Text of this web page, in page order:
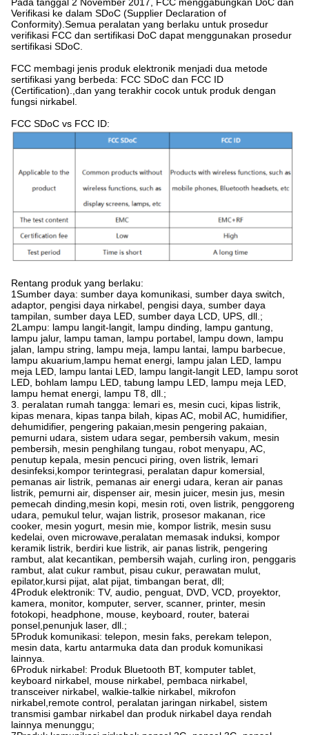
Pada tanggal 2 November 2017, FCC menggabungkan DoC dan
Verifikasi ke dalam SDoC (Supplier Declaration of
Conformity).Semua peralatan yang berlaku untuk prosedur
verifikasi FCC dan sertifikasi DoC dapat menggunakan prosedur
sertifikasi SDoC.
FCC membagi jenis produk elektronik menjadi dua metode
sertifikasi yang berbeda: FCC SDoC dan FCC ID
(Certification).,dan yang terakhir cocok untuk produk dengan
fungsi nirkabel.
FCC SDoC vs FCC ID:
Rentang produk yang berlaku:
1Sumber daya: sumber daya komunikasi, sumber daya switch,
adaptor, pengisi daya nirkabel, pengisi daya, sumber daya
tampilan, sumber daya LED, sumber daya LCD, UPS, dll.;
2Lampu: lampu langit-langit, lampu dinding, lampu gantung,
lampu jalur, lampu taman, lampu portabel, lampu down, lampu
jalan, lampu string, lampu meja, lampu lantai, lampu barbecue,
lampu akuarium,lampu hemat energi, lampu jalan LED, lampu
meja LED, lampu lantai LED, lampu langit-langit LED, lampu sorot
LED, bohlam lampu LED, tabung lampu LED, lampu meja LED,
lampu hemat energi, lampu T8, dll.;
3. peralatan rumah tangga: lemari es, mesin cuci, kipas listrik,
kipas menara, kipas tanpa bilah, kipas AC, mobil AC, humidifier,
dehumidifier, pengering pakaian,mesin pengering pakaian,
pemurni udara, sistem udara segar, pembersih vakum, mesin
pembersih, mesin penghilang tungau, robot menyapu, AC,
penutup kepala, mesin pencuci piring, oven listrik, lemari
desinfeksi,kompor terintegrasi, peralatan dapur komersial,
pemanas air listrik, pemanas air energi udara, keran air panas
listrik, pemurni air, dispenser air, mesin juicer, mesin jus, mesin
pemecah dinding,mesin kopi, mesin roti, oven listrik, penggoreng
udara, pemukul telur, wajan listrik, prosesor makanan, rice
cooker, mesin yogurt, mesin mie, kompor listrik, mesin susu
kedelai, oven microwave,peralatan memasak induksi, kompor
keramik listrik, berdiri kue listrik, air panas listrik, pengering
rambut, alat kecantikan, pembersih wajah, curling iron, penggaris
rambut, alat cukur rambut, pisau cukur, perawatan mulut,
epilator,kursi pijat, alat pijat, timbangan berat, dll;
4Produk elektronik: TV, audio, penguat, DVD, VCD, proyektor,
kamera, monitor, komputer, server, scanner, printer, mesin
fotokopi, headphone, mouse, keyboard, router, baterai
ponsel,penunjuk laser, dll.;
5Produk komunikasi: telepon, mesin faks, perekam telepon,
mesin data, kartu antarmuka data dan produk komunikasi
lainnya.
6Produk nirkabel: Produk Bluetooth BT, komputer tablet,
keyboard nirkabel, mouse nirkabel, pembaca nirkabel,
transceiver nirkabel, walkie-talkie nirkabel, mikrofon
nirkabel,remote control, peralatan jaringan nirkabel, sistem
transmisi gambar nirkabel dan produk nirkabel daya rendah
lainnya menunggu;